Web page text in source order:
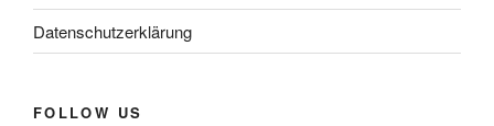
Datenschutzerklärung
FOLLOW US